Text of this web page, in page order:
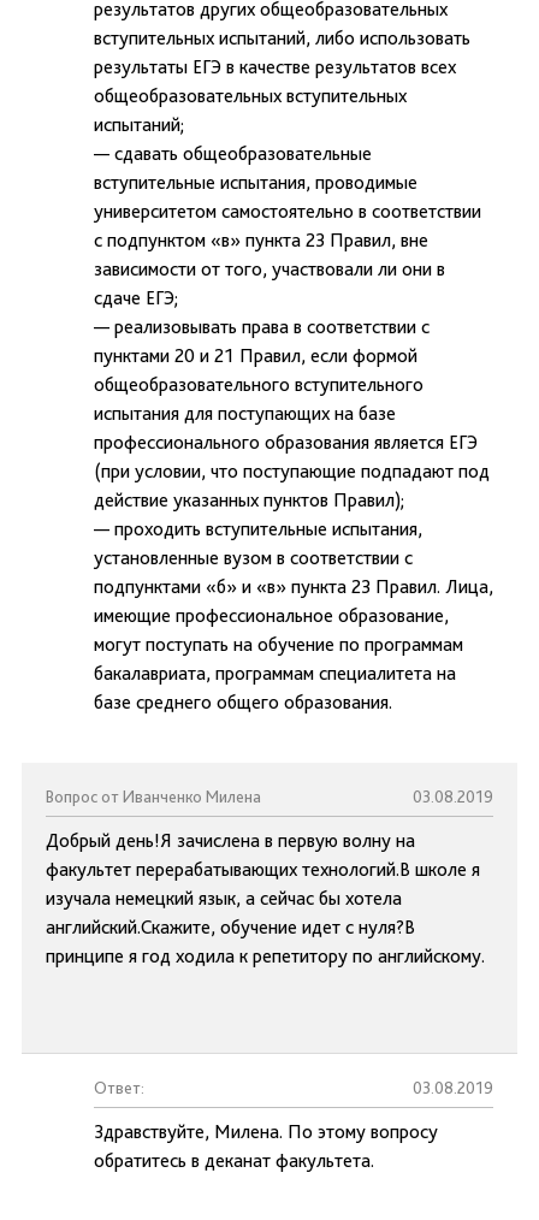
результатов других общеобразовательных
вступительных испытаний, либо использовать
результаты ЕГЭ в качестве результатов всех
общеобразовательных вступительных
испытаний;
— сдавать общеобразовательные
вступительные испытания, проводимые
университетом самостоятельно в соответствии
с подпунктом «в» пункта 23 Правил, вне
зависимости от того, участвовали ли они в
сдаче ЕГЭ;
— реализовывать права в соответствии с
пунктами 20 и 21 Правил, если формой
общеобразовательного вступительного
испытания для поступающих на базе
профессионального образования является ЕГЭ
(при условии, что поступающие подпадают под
действие указанных пунктов Правил);
— проходить вступительные испытания,
установленные вузом в соответствии с
подпунктами «б» и «в» пункта 23 Правил. Лица,
имеющие профессиональное образование,
могут поступать на обучение по программам
бакалавриата, программам специалитета на
базе среднего общего образования.
Вопрос от Иванченко Милена 03.08.2019
Добрый день!Я зачислена в первую волну на
факультет перерабатывающих технологий.В школе я
изучала немецкий язык, а сейчас бы хотела
английский.Скажите, обучение идет с нуля?В
принципе я год ходила к репетитору по английскому.
Ответ: 03.08.2019
Здравствуйте, Милена. По этому вопросу
обратитесь в деканат факультета.